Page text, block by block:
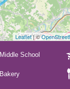
Leaflet| ©
Middle School
Bakery